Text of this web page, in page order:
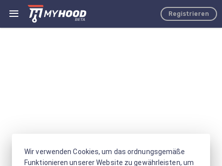
Registrieren
Wir verwenden Cookies, um das ordnungsgemäße
Funktionieren unserer Website zu gewährleisten, um